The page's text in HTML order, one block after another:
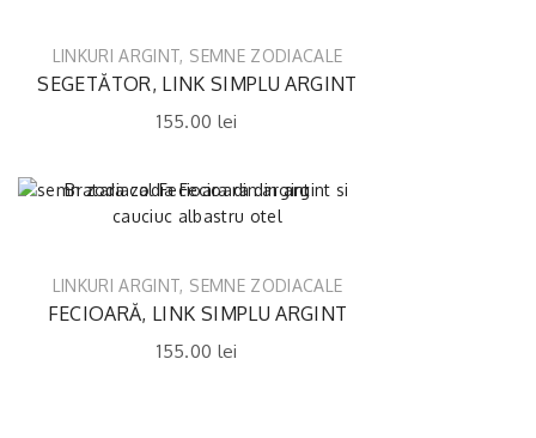
LINKURI ARGINT, SEMNE ZODIACALE
SEGETĂTOR, LINK SIMPLU ARGINT
155.00 lei
LINKURI ARGINT, SEMNE ZODIACALE
FECIOARĂ, LINK SIMPLU ARGINT
155.00 lei